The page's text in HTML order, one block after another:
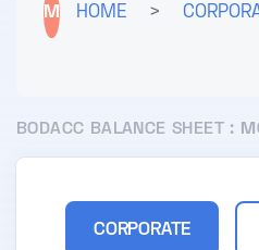
M HOME >
BODACC BALANCE SHEET :
CORPORATE